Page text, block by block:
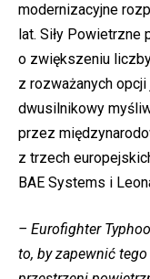
modernizacyjne
lat. Siły
o zwiększeniu
z rozważanych
dwusilnikowy
przez
z trzech
BAE Systems i
– Eurofighter
to, by zapewnić